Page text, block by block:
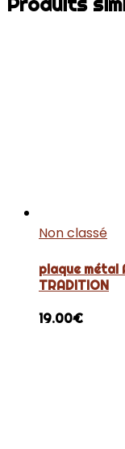
Non classé
plaque métal
TRADITION
19.00€